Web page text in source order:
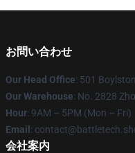
お問い合わせ
Our Head Office: 501
Our Warehouse: No. 2828
Hour: 9AM – 5PM (Mon – Fri)
Email :
会社案内